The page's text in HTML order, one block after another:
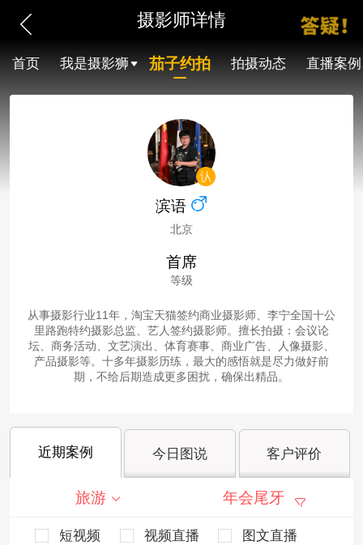
摄影师详情
首页 我是摄影狮 茄子约拍 拍摄动态 直播案例
滨语
北京
首席
等级
从事摄影行业11年，淘宝天猫签约商业摄影师、李宁全国十公
里路跑特约摄影总监、艺人签约摄影师。擅长拍摄：会议论
坛、商务活动、文艺演出、体育赛事、商业广告、人像摄影、
产品摄影等。十多年摄影历练，最大的感悟就是尽力做好前
期，不给后期造成更多困扰，确保出精品。
近期案例 今日图说 客户评价
旅游 年会尾牙
短视频 视频直播
图文直播